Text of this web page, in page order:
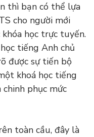
thì bạn có thể lựa
cho người mới
học trực tuyến.
tiếng Anh chủ
được sự tiến bộ
khoá học tiếng
phục mức
toàn cầu, đây là